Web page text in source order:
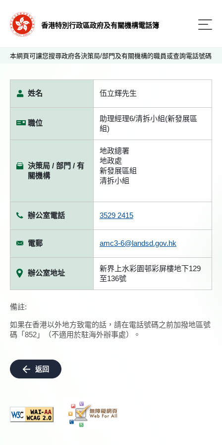
香港特別行政區政府及有關機構電話簿
本網頁可讓您搜尋政府各決策局/部門及有關機構的職員或查詢電話號碼
姓名 伍立輝先生
職位
助理經理6/清拆小組(新發展區
組)
決策局 / 部門 / 有
關機構
地政總署
地政處
新發展區組
清拆小組
辦公室電話 3529 2415
電郵 amc3-6@landsd.gov.hk
辦公室地址
新界上水彩園邨彩屏樓地下129
至136號
備註:
如果在香港以外地方致電的話，請在電話號碼之前加撥地區號
碼「852」（不適用於駐海外辦事處）。
返回